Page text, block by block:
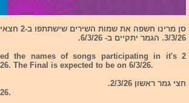
3/3/26. הגמר יתקיים ב- 6/3/26.
the names of songs participating in it's 2
The Final is expected to be on 6/3/26.
חצי גמר ראשון 2/3/26.